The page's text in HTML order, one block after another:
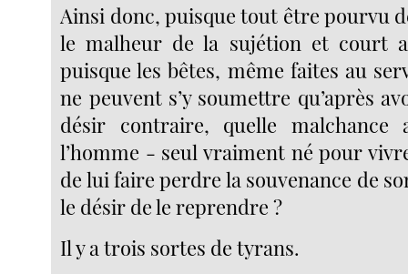
Ainsi donc, puisque tout être pourvu
le malheur de la sujétion et court
puisque les bêtes, même faites au
ne peuvent s’y soumettre qu’après
désir contraire, quelle malchance
l’homme - seul vraiment né pour
de lui faire perdre la souvenance de
le désir de le reprendre ?
Il y a trois sortes de tyrans.